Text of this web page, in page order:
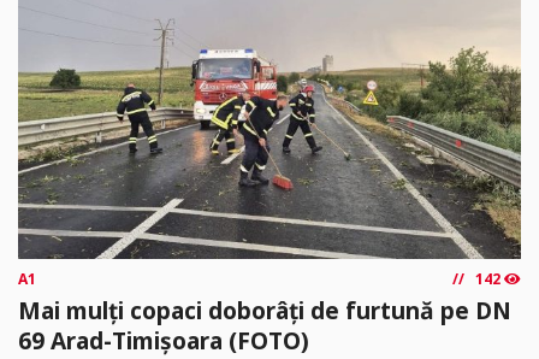
A1 142
Mai mulți copaci doborâți de furtună pe DN
69 Arad-Timișoara (FOTO)